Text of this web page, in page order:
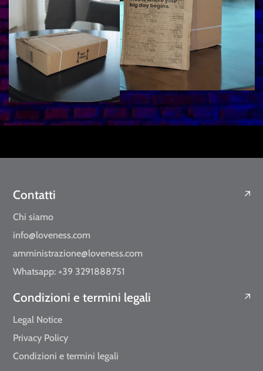
Contatti
Chi siamo
info@loveness.com
amministrazione@loveness.com
Whatsapp: +39 3291888751
Condizioni e termini legali
Legal Notice
Privacy Policy
Condizioni e termini legali